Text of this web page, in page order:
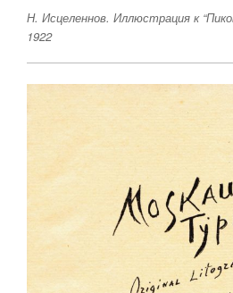
Н. Исцеленнов. Иллюстрация к
1922